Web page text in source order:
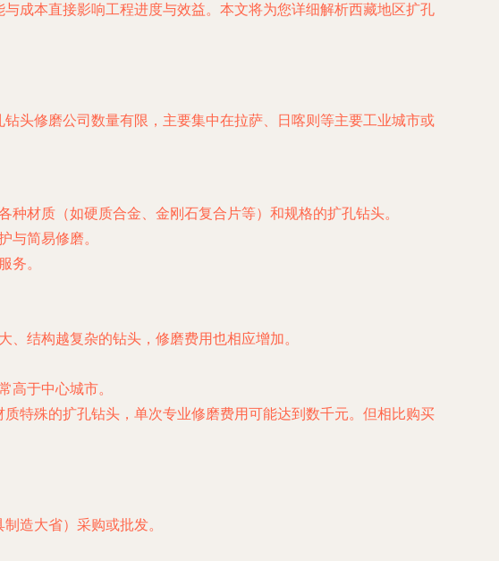
成本直接影响工程进度与效益。本文将为您详细解析西藏地区扩孔
头修磨公司数量有限，主要集中在拉萨、日喀则等主要工业城市或
材质（如硬质合金、金刚石复合片等）和规格的扩孔钻头。
与简易修磨。
务。
结构越复杂的钻头，修磨费用也相应增加。
高于中心城市。
特殊的扩孔钻头，单次专业修磨费用可能达到数千元。但相比购买
造大省）采购或批发。